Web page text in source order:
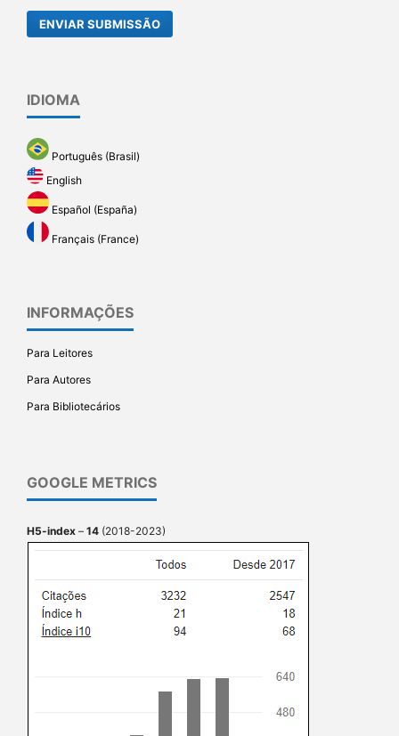
ENVIAR SUBMISSÃO
IDIOMA
Português (Brasil)
English
Español (España)
Français (France)
INFORMAÇÕES
Para Leitores
Para Autores
Para Bibliotecários
GOOGLE METRICS
H5-index – 14 (2018-2023)